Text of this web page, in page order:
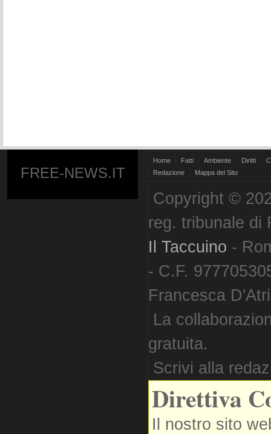
FREE-NEWS.IT
Home Fatti Ambiente Diritti
Redazione
Mappa del Sito
Copyright ©
reg. tribunale di
Il Taccuino -
- C.F.
Francesca
La
gratuita.
Scrivi alla
Direttiva
Il nostro sito